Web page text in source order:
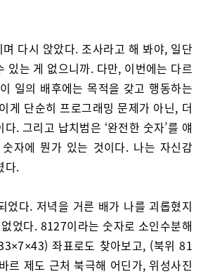
다시 앉았다. 조사라고 해 봐야, 일단
있는 게 없으니까. 다만, 이번에는 다르
일의 배후에는 목적을 갖고 행동하는
게 단순히 프로그래밍 문제가 아닌, 더
. 그리고 납치범은 ‘완전한 숫자’를 얘
자에 뭔가 있는 것이다. 나는 자신감
다.
다. 저녁을 거른 배가 나를 괴롭혔지
었다. 8127이라는 숫자로 소인수분해
좌표로도 찾아보고, (북위 81
르 제도 근처 북극해 어딘가, 위성사진